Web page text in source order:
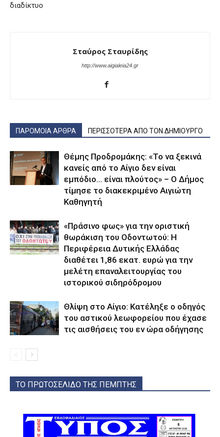
διαδίκτυο
Σταύρος Σταυρίδης
http://www.aigialeia24.gr
ΠΑΡΟΜΟΙΑ ΑΡΘΡΑ ΠΕΡΙΣΣΟΤΕΡΑ ΑΠΟ ΤΟΝ ΔΗΜΙΟΥΡΓΟ
Θέμης Προδρομάκης: «Το να ξεκινά
κανείς από το Αίγιο δεν είναι
εμπόδιο… είναι πλούτος» – O Δήμος
τίμησε το διακεκριμένο Αιγιώτη
Καθηγητή
«Πράσινο φως» για την οριστική
θωράκιση του Οδοντωτού: Η
Περιφέρεια Δυτικής Ελλάδας
διαθέτει 1,86 εκατ. ευρώ για την
μελέτη επαναλειτουργίας του
ιστορικού σιδηρόδρομου
Θλίψη στο Αίγιο: Κατέληξε ο οδηγός
του αστικού λεωφορείου που έχασε
τις αισθήσεις του εν ώρα οδήγησης
ΤΟ ΠΡΩΤΟΣΕΛΙΔΟ ΤΗΣ ΠΕΜΠΤΗΣ